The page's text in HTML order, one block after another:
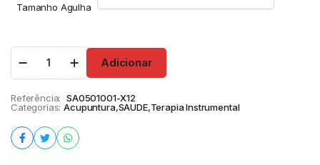
Tamanho Agulha
Adicionar
Referência: SA0501001-X12
Categorias: Acupuntura,SAUDE,Terapia Instrumental